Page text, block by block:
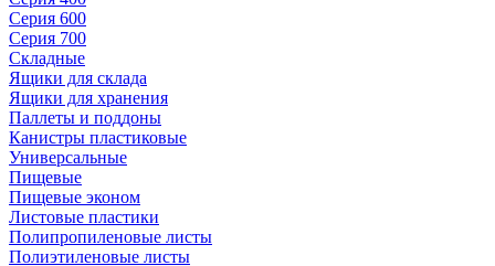
Серия 600
Серия 700
Складные
Ящики для склада
Ящики для хранения
Паллеты и поддоны
Канистры пластиковые
Универсальные
Пищевые
Пищевые эконом
Листовые пластики
Полипропиленовые листы
Полиэтиленовые листы